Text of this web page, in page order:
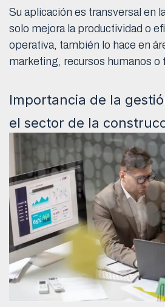
Su aplicación es transversal en
solo mejora la productividad o
operativa, también lo hace en
marketing, recursos humanos o
Importancia de la
el sector de la